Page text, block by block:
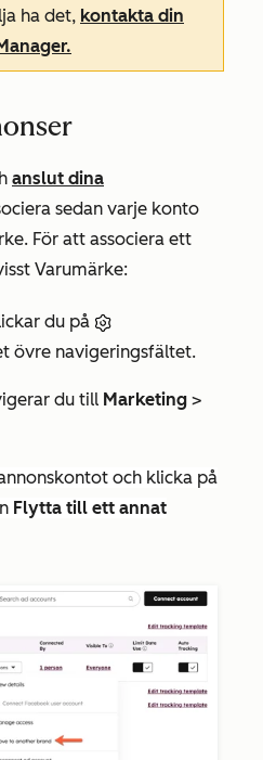
ha det, kontakta din
anslut dina
sedan varje konto
För att associera ett
Varumärke:
du på
övre navigeringsfältet.
du till Marketing >
och klicka på
Flytta till ett annat